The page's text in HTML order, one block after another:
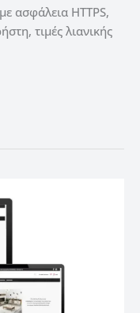
ασφάλεια HTTPS,
τιμές λιανικής